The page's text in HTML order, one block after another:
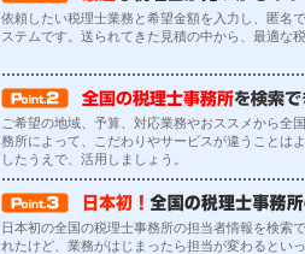
依頼したい税理士業務と希望金額を入力し、匿名
ステムです。送られてきた見積の中から、最適な
ご希望の地域、予算、対応業務やおススメから全
務所によって、こだわりやサービスが違うことは
したうえで、活用しましょう。
日本初の全国の税理士事務所の担当者情報を検索
れたけど、業務がはじまったら担当が変わるとい